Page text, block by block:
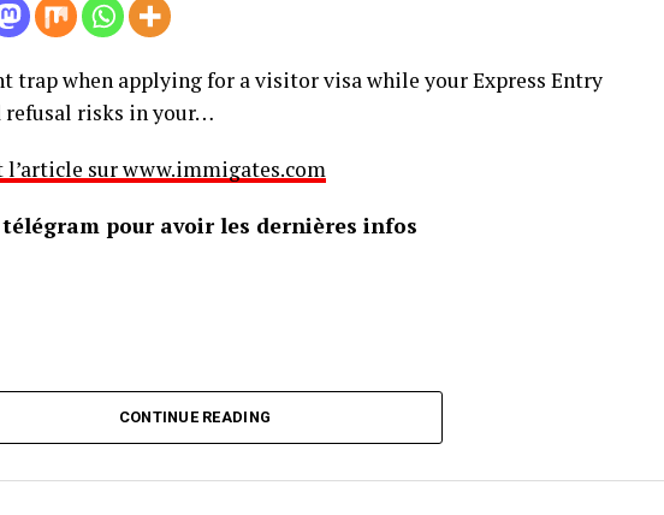
trap when applying for a visitor visa while your Express Entry
refusal risks in your…
sur www.immigates.com
pour avoir les dernières infos
CONTINUE READING